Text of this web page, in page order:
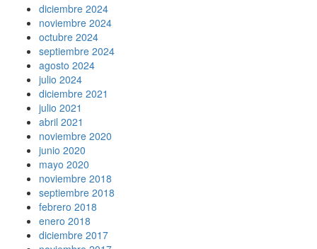
diciembre 2024
noviembre 2024
octubre 2024
septiembre 2024
agosto 2024
julio 2024
diciembre 2021
julio 2021
abril 2021
noviembre 2020
junio 2020
mayo 2020
noviembre 2018
septiembre 2018
febrero 2018
enero 2018
diciembre 2017